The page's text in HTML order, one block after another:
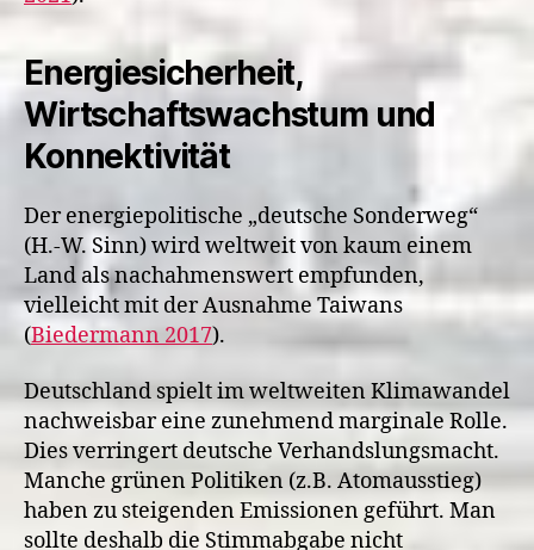
Energiesicherheit,
Wirtschaftswachstum und
Konnektivität
Der energiepolitische „deutsche Sonderweg“
(H.-W. Sinn) wird weltweit von kaum einem
Land als nachahmenswert empfunden,
vielleicht mit der Ausnahme Taiwans
(Biedermann 2017).
Deutschland spielt im weltweiten Klimawandel
nachweisbar eine zunehmend marginale Rolle.
Dies verringert deutsche Verhandslungsmacht.
Manche grünen Politiken (z.B. Atomausstieg)
haben zu steigenden Emissionen geführt. Man
sollte deshalb die Stimmabgabe nicht